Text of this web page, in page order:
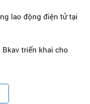
lao động điện tử tại
triển khai cho